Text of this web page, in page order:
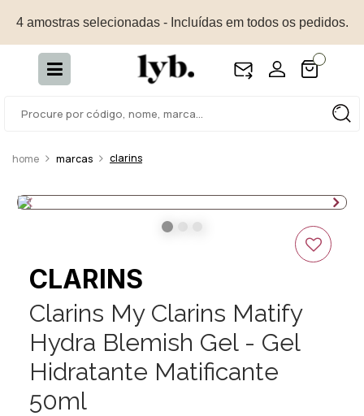
4 amostras selecionadas - Incluídas em todos os pedidos.
marcas clarins
CLARINS
Clarins My Clarins Matify
Hydra Blemish Gel - Gel
Hidratante Matificante
50ml